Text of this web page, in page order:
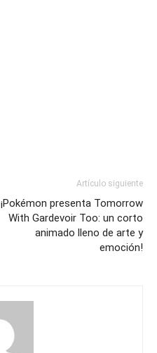
Artículo siguiente
¡Pokémon presenta Tomorrow
With Gardevoir Too: un corto
animado lleno de arte y
emoción!